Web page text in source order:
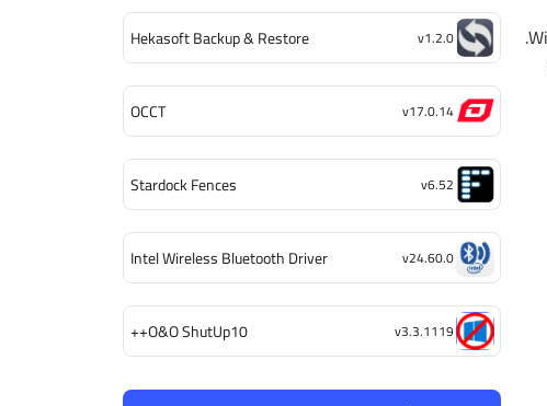
Hekasoft Backup & Restore v1.2.0
OCCT v17.0.14
Stardock Fences v6.52
Intel Wireless Bluetooth Driver v24.60.0
O&O ShutUp10++ v3.3.1119
باختصار، برنامج imyPass Windows Password Reset هو أداة قيمة وموثوقة لحل مشكلة نسيان كلمة مرور Windows.